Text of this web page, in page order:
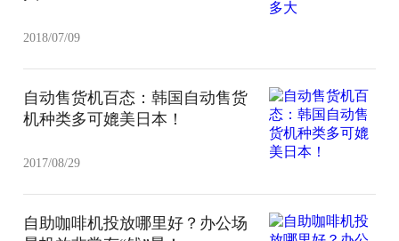
2018/07/09
自动售货机百态：韩国自动售货
机种类多可媲美日本！
2017/08/29
自助咖啡机投放哪里好？办公场